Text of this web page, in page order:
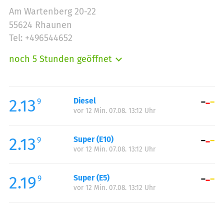
Am Wartenberg 20-22
55624 Rhaunen
Tel: +496544652
noch 5 Stunden geöffnet
Mittwoch:
05:45-21:00
Donnerstag:
Samstag:
07:00-21:00
Sonntag:
2.13 9 Diesel
vor 12 Min. 07.08. 13:12 Uhr
2.13 9 Super (E10)
vor 12 Min. 07.08. 13:12 Uhr
2.19 9 Super (E5)
vor 12 Min. 07.08. 13:12 Uhr